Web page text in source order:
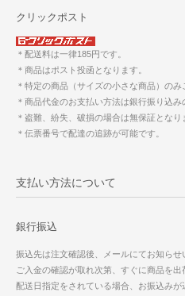
クリックポスト
＊配送料は一律185円です。
＊商品はポスト投函となります。
＊特定の商品（サイズの小さな商品）のみ
＊商品代金のお支払い方法は銀行振り込み
＊盗難、紛失、破損の場合は無保証となり
＊伝票番号で配達の追跡が可能です。
支払い方法について
銀行振込
振込先は注文確認後、メールにてお知らせ
ご入金の確認が取れ次第、すぐに商品を出
配送日指定をされている場合、お振込み